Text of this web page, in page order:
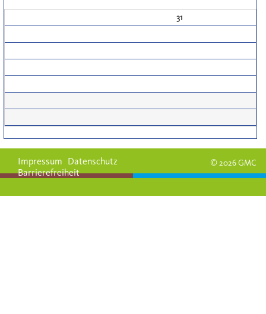
31
© 2026 GMC
Impressum Datenschutz
Barrierefreiheit